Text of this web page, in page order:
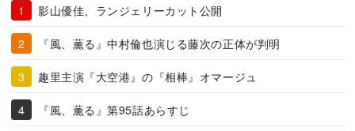
影山優佳、ランジェリーカット公開
『風、薫る』中村倫也演じる藤次の正体が判明
趣里主演『大空港』の『相棒』オマージュ
『風、薫る』第95話あらすじ